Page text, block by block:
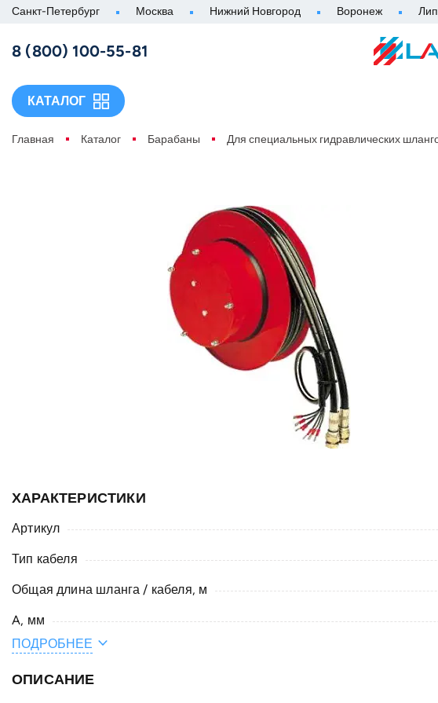
Санкт-Петербург Москва Нижний Новгород Воронеж
8 (800) 100-55-81
КАТАЛОГ
Главная Каталог Барабаны Для специальных гидравлических
ХАРАКТЕРИСТИКИ
Артикул
Тип кабеля
Общая длина шланга / кабеля, м
A, мм
E, мм
C, мм
ПОДРОБНЕЕ
ОПИСАНИЕ